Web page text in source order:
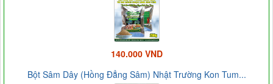
140.000 VND
Bột Sâm Dây (Hồng Đẳng Sâm) Nhật Trường Kon Tum...